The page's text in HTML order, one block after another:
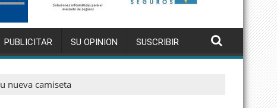
PUBLICITAR SU OPINION SUSCRIBIR
nueva camiseta